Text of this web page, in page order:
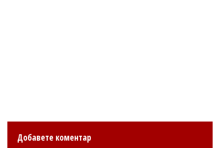
Добавете коментар